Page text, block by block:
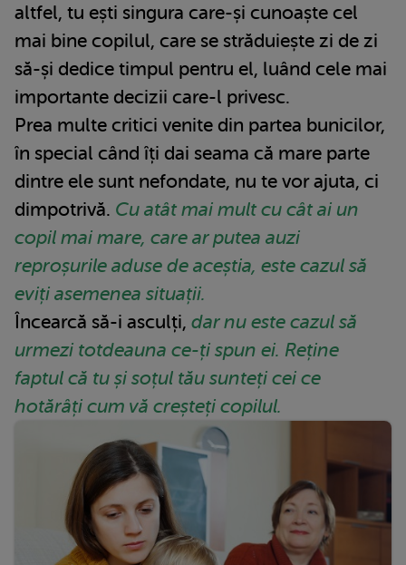
altfel, tu ești singura care-și cunoaște cel
mai bine copilul, care se străduiește zi de zi
să-și dedice timpul pentru el, luând cele mai
importante decizii care-l privesc.
Prea multe critici venite din partea bunicilor,
în special când îți dai seama că mare parte
dintre ele sunt nefondate, nu te vor ajuta, ci
dimpotrivă. Cu atât mai mult cu cât ai un
copil mai mare, care ar putea auzi
reproșurile aduse de aceștia, este cazul să
eviți asemenea situații.
Încearcă să-i asculți, dar nu este cazul să
urmezi totdeauna ce-ți spun ei. Reține
faptul că tu și soțul tău sunteți cei ce
hotărâți cum vă creșteți copilul.